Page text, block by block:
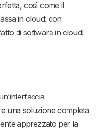
così come il
in cloud: con
di software in cloud!
una soluzione completa
apprezzato per la